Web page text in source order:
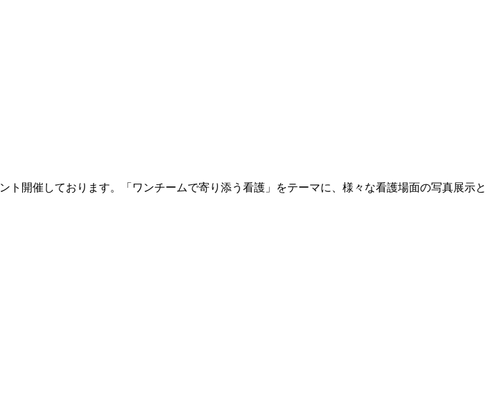
開催しております。「ワンチームで寄り添う看護」をテーマに、様々な看護場面の写真展示と